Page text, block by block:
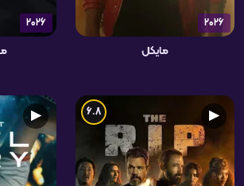
2026
مایکل
2026
▶
6.8
▶